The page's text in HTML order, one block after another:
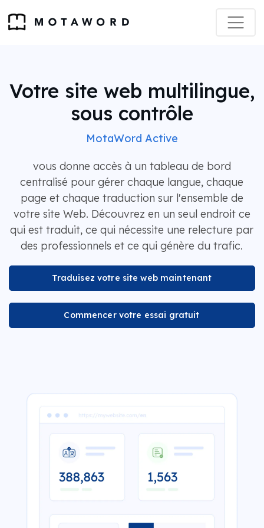
Votre site web multilingue,
sous contrôle
MotaWord Active
vous donne accès à un tableau de bord
centralisé pour gérer chaque langue, chaque
page et chaque traduction sur l'ensemble de
votre site Web. Découvrez en un seul endroit ce
qui est traduit, ce qui nécessite une relecture par
des professionnels et ce qui génère du trafic.
Traduisez votre site web maintenant
Commencer votre essai gratuit